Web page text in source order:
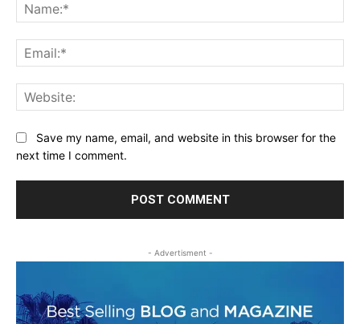
Save my name, email, and website in this browser for the
next time I comment.
- Advertisment -